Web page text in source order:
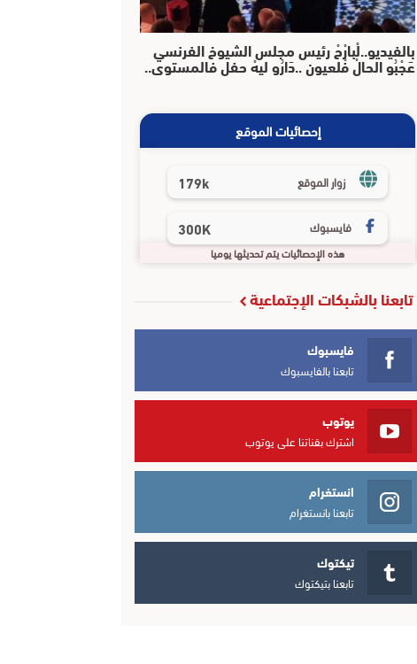
بالفيديو..لْبارْحْ رئيس مجلس الشيوخ الفرنسي
عَجْبُو الحالْ فْلعيون ..دَارُو ليهْ حفل فالمستوى..
إحصائيات الموقع
زوار الموقع 179k
فايسبوك 300K
هذه الإحصائيات يتم تحديثها يوميا
تابعنا بالشبكات الإجتماعية
فايسبوك
تابعنا بالفايسبوك
يوتوب
اشترك بقناتنا على يوتوب
انستغرام
تابعنا بانستغرام
تيكتوك
تابعنا بتيكتوك